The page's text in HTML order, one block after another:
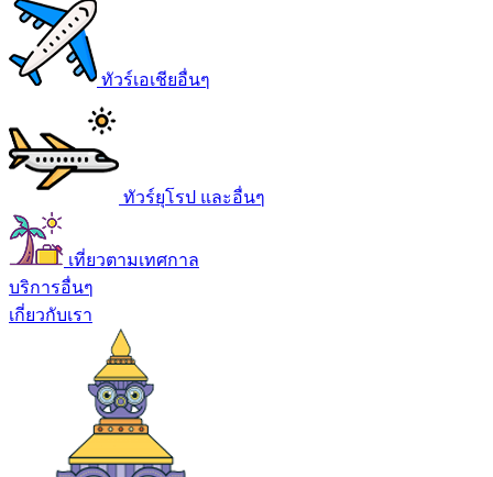
ทัวร์เอเชียอื่นๆ
ทัวร์ยุโรป และอื่นๆ
เที่ยวตามเทศกาล
บริการอื่นๆ
เกี่ยวกับเรา